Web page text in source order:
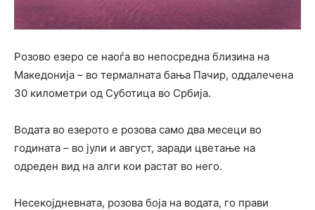
Розово езеро се наоѓа во непосредна близина на
Македонија – во термалната бања Пачир, оддалечена
30 километри од Суботица во Србија.
Водата во езерото е розова само два месеци во
годината – во јули и август, заради цветање на
одреден вид на алги кои растат во него.
Несекојдневната, розова боја на водата, го прави